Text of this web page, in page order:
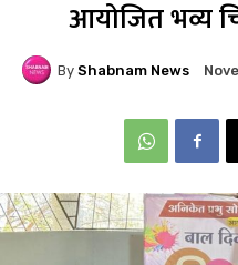
आयोजित भव्य
By Shabnam News